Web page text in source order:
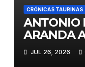
CRÓNICAS TAURINAS
ANTONIO
ARANDA
GRANDE
FERIA DE
JUL 26, 2026